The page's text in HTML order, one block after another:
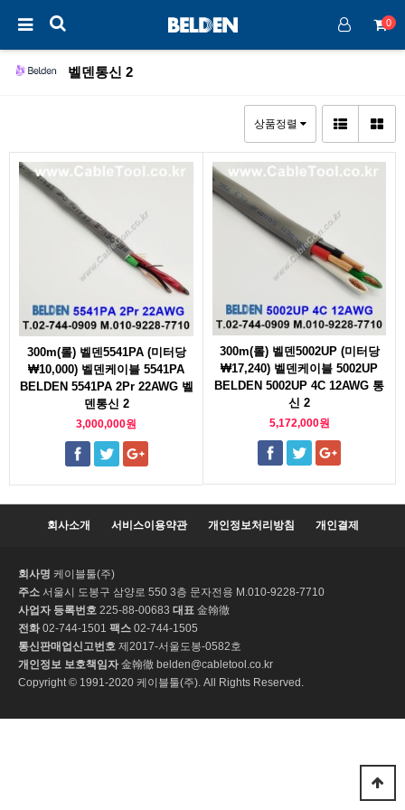
0
벨덴통신 2
상품정렬
300m(롤) 벨덴5541PA (미터당
₩10,000) 벨덴케이블 5541PA
BELDEN 5541PA 2Pr 22AWG 벨
덴통신 2
3,000,000원
300m(롤) 벨덴5002UP (미터당
₩17,240) 벨덴케이블 5002UP
BELDEN 5002UP 4C 12AWG 통
신 2
5,172,000원
회사소개 서비스이용약관 개인정보처리방침 개인결제
회사명 케이블툴(주)
주소 서울시 도봉구 삼양로 550 3층 문자전용 M.010-9228-7710
사업자 등록번호 225-88-00683 대표 金翰徹
전화02-744-1501 팩스 02-744-1505
통신판매업신고번호 제2017-서울도봉-0582호
개인정보 보호책임자金翰徹 belden@cabletool.co.kr
Copyright © 1991-2020 케이블툴(주). All Rights Reserved.